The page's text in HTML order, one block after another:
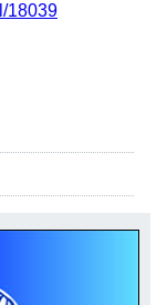
18039